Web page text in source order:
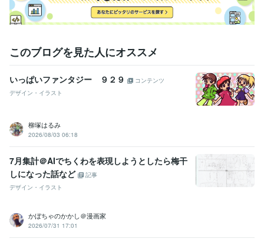
このブログを見た人にオススメ
いっぱいファンタジー ９２９
コンテンツ
デザイン・イラスト
柳塚はるみ
2026/08/03 06:18
7月集計＠AIでちくわを表現しようとしたら梅干
しになった話など
記事
デザイン・イラスト
かぼちゃのかかし＠漫画家
2026/07/31 17:01